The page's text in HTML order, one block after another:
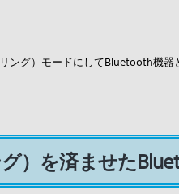
ング）モードにしてBluetooth機器
）を済ませた